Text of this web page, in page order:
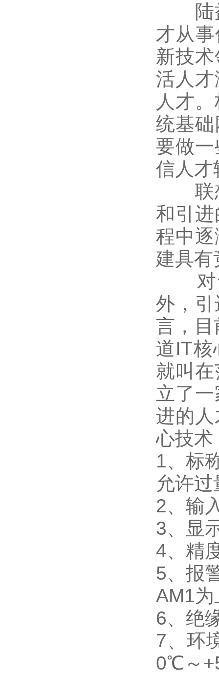
陆益
才从
新技
活人
人才
统基
要做
信人才
联想
和引
程中
建具有
对于
外，
言，目
道IT核
就叫
立了
进的
心技术
1、标
允许
2、输
3、 显
4、精
5、 报
AM1
6、 绝
7、 环
0℃～